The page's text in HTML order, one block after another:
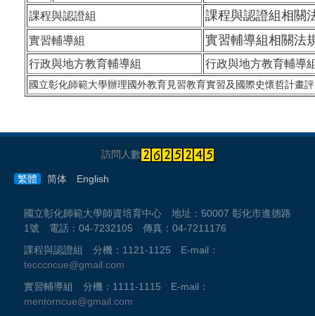
課程與認證組 課程與認證組相關
實習輔導組 實習輔導組相關法
行政與地方教育輔導組 行政與地方教育輔導
國立彰化師範大學辦理國外教育見習教育實習及國際史懷哲計畫
訪問人數
繁體 简体 English
國立彰化師範大學師資培育中心 地址：50007 彰化市進德路
1號 電話：04-7232105 傳真：04-7211176
課程與認證組 分機：1121-1125 E-mail：
tecccncue@gmail.com
實習輔導組 分機：1111-1115 E-mail：
mentorncue@gmail.com